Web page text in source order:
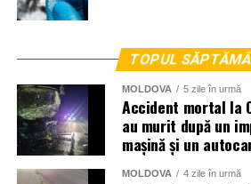
TOPUL
MOLDOVA 5 zile în urmă
Accident mortal la
au murit după un
mașină și un
MOLDOVA 4 zile în urmă